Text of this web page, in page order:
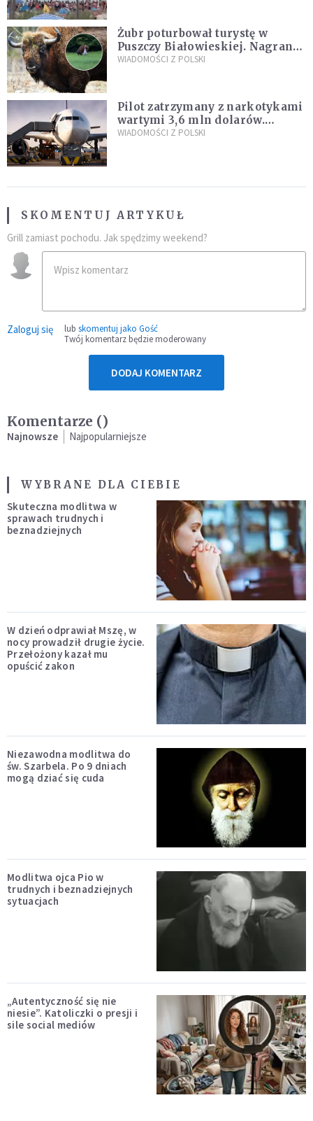
Żubr poturbował turystę w
Puszczy Białowieskiej. Nagranie
daje do myślenia
WIADOMOŚCI Z POLSKI
Pilot zatrzymany z narkotykami
wartymi 3,6 mln dolarów.
Śledczy podejrzewają, że latał
WIADOMOŚCI Z POLSKI
SKOMENTUJ ARTYKUŁ
Grill zamiast pochodu. Jak spędzimy weekend?
Zaloguj się lub skomentuj jako Gość
Twój komentarz będzie moderowany
DODAJ KOMENTARZ
Komentarze ()
Najnowsze Najpopularniejsze
WYBRANE DLA CIEBIE
Skuteczna modlitwa w
sprawach trudnych i
beznadziejnych
W dzień odprawiał Mszę, w
nocy prowadził drugie życie.
Przełożony kazał mu
opuścić zakon
Niezawodna modlitwa do
św. Szarbela. Po 9 dniach
mogą dziać się cuda
Modlitwa ojca Pio w
trudnych i beznadziejnych
sytuacjach
„Autentyczność się nie
niesie”. Katoliczki o presji i
sile social mediów